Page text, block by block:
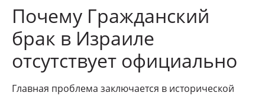
Почему Гражданский
брак в Израиле
отсутствует официально
Главная проблема заключается в исторической